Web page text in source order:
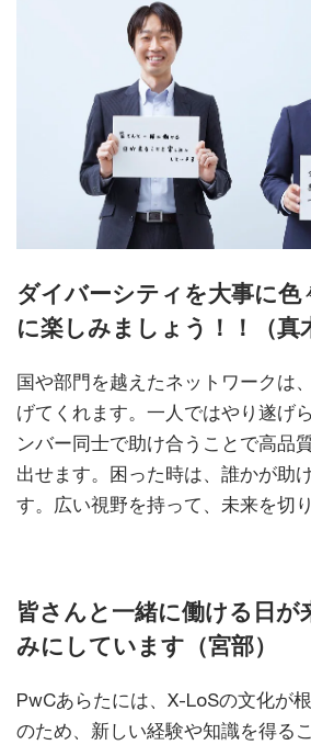
ダイバーシティを大事に色
に楽しみましょう！！（真
国や部門を越えたネットワークは
げてくれます。一人ではやり遂げ
ンバー同士で助け合うことで高品
出せます。困った時は、誰かが助
す。広い視野を持って、未来を切
皆さんと一緒に働ける日が
みにしています（宮部）
PwCあらたには、X-LoSの文化が
のため、新しい経験や知識を得る